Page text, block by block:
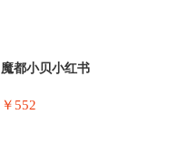
魔都小贝小红书
￥552